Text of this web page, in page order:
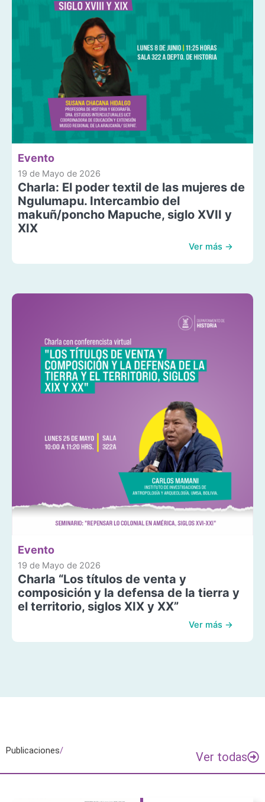
Evento
19 de Mayo de 2026
Charla: El poder textil de las mujeres de
Ngulumapu. Intercambio del
makuñ/poncho Mapuche, siglo XVII y
XIX
Ver más →
Evento
19 de Mayo de 2026
Charla “Los títulos de venta y
composición y la defensa de la tierra y
el territorio, siglos XIX y XX”
Ver más →
Publicaciones/ Ver todas